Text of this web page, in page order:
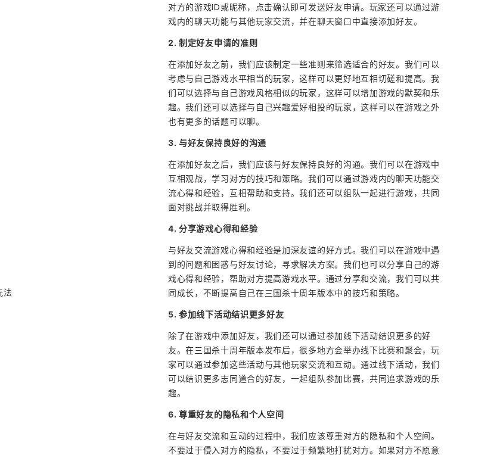
对方的游戏ID或昵称，点击确认即可发送好友申请。玩家还可以通过游
戏内的聊天功能与其他玩家交流，并在聊天窗口中直接添加好友。
2. 制定好友申请的准则
在添加好友之前，我们应该制定一些准则来筛选适合的好友。我们可以
考虑与自己游戏水平相当的玩家，这样可以更好地互相切磋和提高。我
们可以选择与自己游戏风格相似的玩家，这样可以增加游戏的默契和乐
趣。我们还可以选择与自己兴趣爱好相投的玩家，这样可以在游戏之外
也有更多的话题可以聊。
3. 与好友保持良好的沟通
在添加好友之后，我们应该与好友保持良好的沟通。我们可以在游戏中
互相观战，学习对方的技巧和策略。我们可以通过游戏内的聊天功能交
流心得和经验，互相帮助和支持。我们还可以组队一起进行游戏，共同
面对挑战并取得胜利。
4. 分享游戏心得和经验
与好友交流游戏心得和经验是加深友谊的好方式。我们可以在游戏中遇
到的问题和困惑与好友讨论，寻求解决方案。我们也可以分享自己的游
戏心得和经验，帮助对方提高游戏水平。通过分享和交流，我们可以共
同成长，不断提高自己在三国杀十周年版本中的技巧和策略。
5. 参加线下活动结识更多好友
除了在游戏中添加好友，我们还可以通过参加线下活动结识更多的好
友。在三国杀十周年版本发布后，很多地方会举办线下比赛和聚会，玩
家可以通过参加这些活动与其他玩家交流和互动。通过线下活动，我们
可以结识更多志同道合的好友，一起组队参加比赛，共同追求游戏的乐
趣。
6. 尊重好友的隐私和个人空间
在与好友交流和互动的过程中，我们应该尊重对方的隐私和个人空间。
不要过于侵入对方的隐私，不要过于频繁地打扰对方。如果对方不愿意